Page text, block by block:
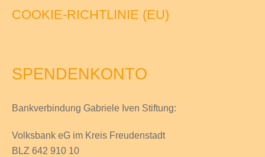
COOKIE-RICHTLINIE (EU)
SPENDENKONTO
Bankverbindung Gabriele Iven Stiftung:
Volksbank eG im Kreis Freudenstadt
BLZ 642 910 10